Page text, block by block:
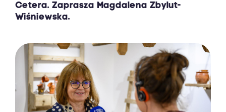
Cetera. Zaprasza Magdalena Zbylut-
Wiśniewska.